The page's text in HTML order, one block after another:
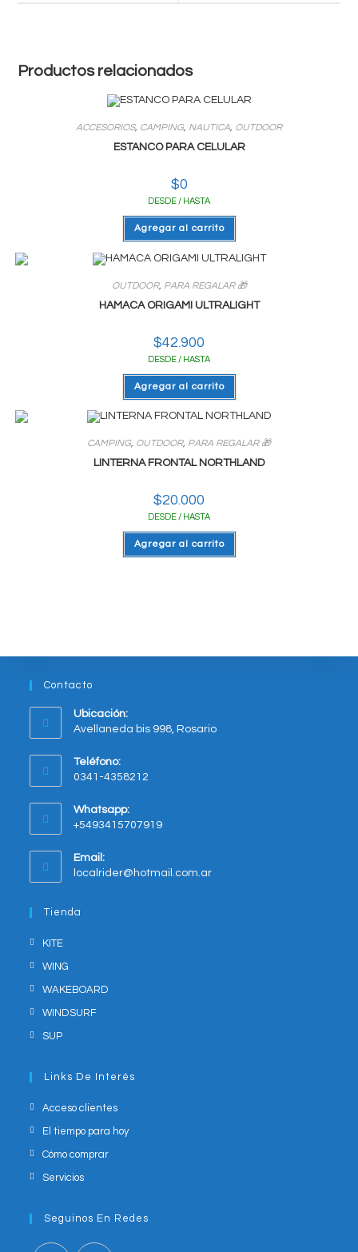
Productos relacionados
ACCESORIOS, CAMPING, NAUTICA, OUTDOOR
ESTANCO PARA CELULAR
$0
DESDE / HASTA
Agregar al carrito
OUTDOOR, PARA REGALAR 🎁
HAMACA ORIGAMI ULTRALIGHT
$42.900
DESDE / HASTA
Agregar al carrito
CAMPING, OUTDOOR, PARA REGALAR 🎁
LINTERNA FRONTAL NORTHLAND
$20.000
DESDE / HASTA
Agregar al carrito
Contacto
Ubicación:
Avellaneda bis 998, Rosario
in
new
tab
Teléfono:
0341-4358212
Whatsapp:
+5493415707919
in
Email:
localrider@hotmail.com.arOpens
Tienda
KITE
WING
WAKEBOARD
WINDSURF
SUP
Links De Interés
Acceso clientes
El tiempo para hoy
Cómo comprar
Servicios
Seguinos En Redes